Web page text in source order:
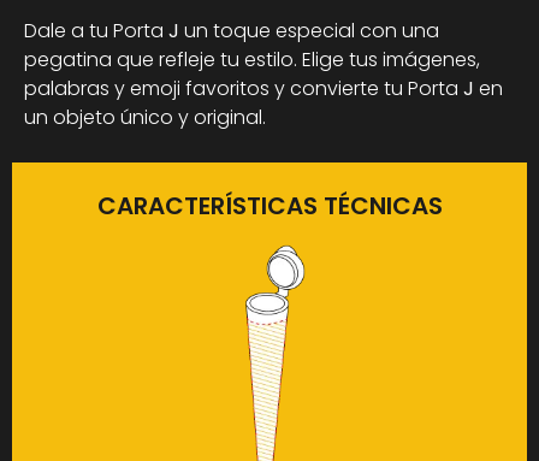
Dale a tu Porta J un toque especial con una
pegatina que refleje tu estilo. Elige tus imágenes,
palabras y emoji favoritos y convierte tu Porta J en
un objeto único y original.
CARACTERÍSTICAS TÉCNICAS